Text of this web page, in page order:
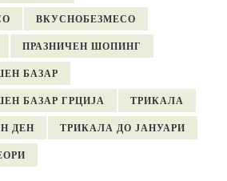
ВКУСНОБЕЗМЕСО
ПРАЗНИЧЕН ШОПИНГ
БАЗАР
БАЗАР ГРЦИЈА ТРИКАЛА
ДЕН ТРИКАЛА ДО ЈАНУАРИ